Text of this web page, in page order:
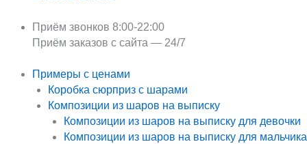
Приём звонков 8:00-22:00
Приём заказов с сайта — 24/7
Примеры с ценами
Коробка сюрприз с шарами
Композиции из шаров на выписку
Композиции из шаров на выписку для девочки
Композиции из шаров на выписку для мальчика